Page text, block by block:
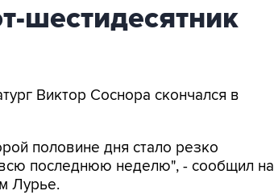
шестидесятник
Виктор Соснора скончался в
половине дня стало резко
последнюю неделю", - сообщил на
Лурье.